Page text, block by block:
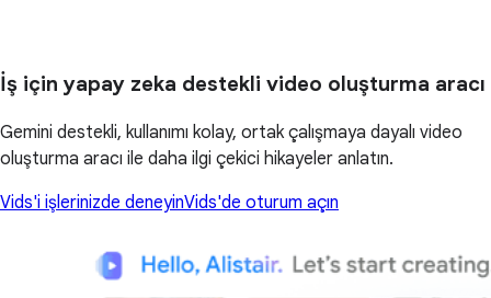
İş için yapay zeka destekli video oluşturma aracı
Gemini destekli, kullanımı kolay, ortak çalışmaya dayalı video
oluşturma aracı ile daha ilgi çekici hikayeler anlatın.
Vids'i işlerinizde deneyinVids'de oturum açın